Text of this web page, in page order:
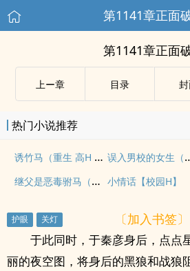
第1141章正面
第1141章正面
上ー章 目录
热门小说推荐
诱竹马（重生 高H 1V1） 误入男校的
继父是恶毒驸马（古言h）（继父女） 小情话【校园H】
〔加入书签〕
于此同时，于秦彦身后，点点
丽的夜空图，将身后的黑狼和战狼